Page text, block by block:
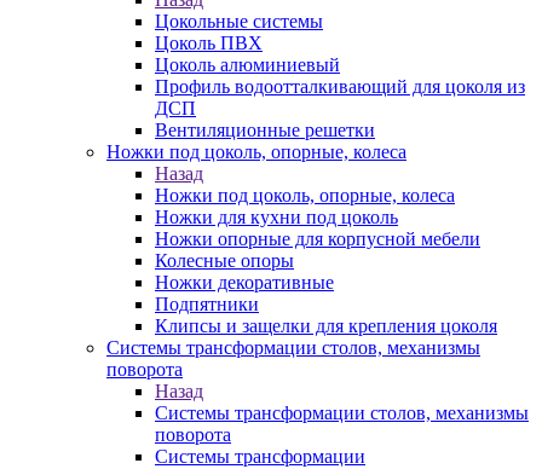
Цокольные системы
Цоколь ПВХ
Цоколь алюминиевый
Профиль водоотталкивающий для цоколя из
ДСП
Вентиляционные решетки
Ножки под цоколь, опорные, колеса
Назад
Ножки под цоколь, опорные, колеса
Ножки для кухни под цоколь
Ножки опорные для корпусной мебели
Колесные опоры
Ножки декоративные
Подпятники
Клипсы и защелки для крепления цоколя
Системы трансформации столов, механизмы
поворота
Назад
Системы трансформации столов, механизмы
поворота
Системы трансформации